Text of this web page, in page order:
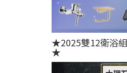
★2025雙12衛浴
★